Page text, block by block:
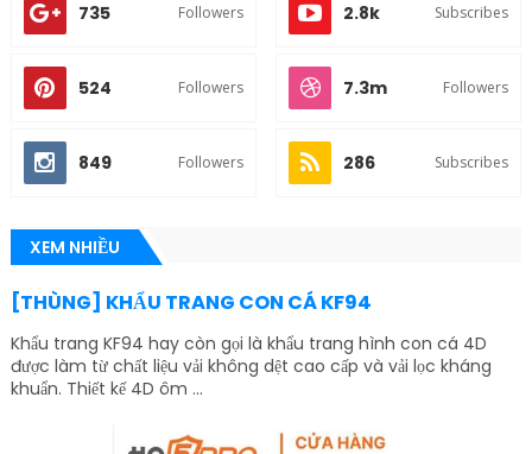
735 Followers 2.8k Subscribes
524 Followers 7.3m Followers
849 Followers 286 Subscribes
XEM NHIỀU
[THÙNG] KHẨU TRANG CON CÁ KF94
Khẩu trang KF94 hay còn gọi là khẩu trang hình con cá 4D
được làm từ chất liệu vải không dệt cao cấp và vải lọc kháng
khuẩn. Thiết kế 4D ôm ...